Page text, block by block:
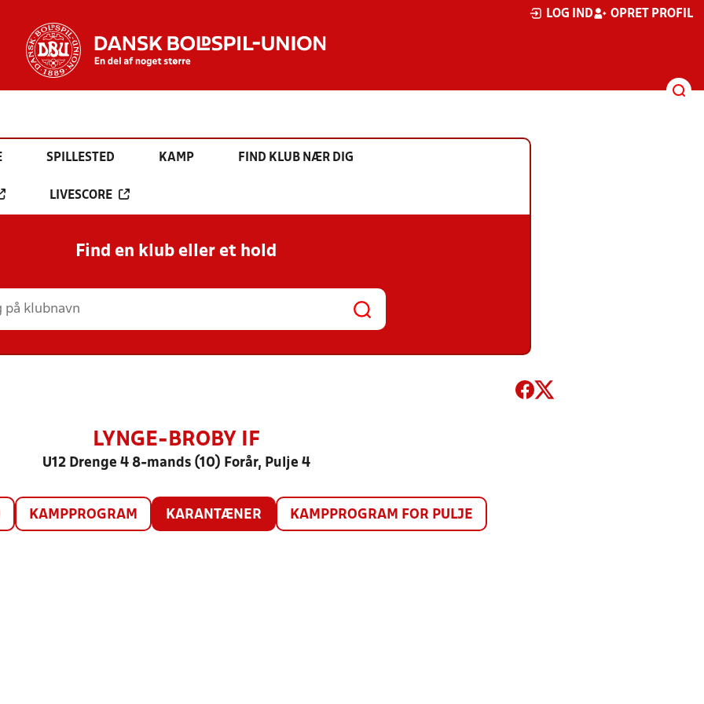
LOG IND OPRET PROFIL
SPILLESTED KAMP FIND KLUB NÆR DIG
LIVESCORE
Find en klub eller et hold
LYNGE-BROBY IF
U12 Drenge 4 8-mands (10) Forår, Pulje 4
KAMPPROGRAM KARANTÆNER KAMPPROGRAM FOR PULJE